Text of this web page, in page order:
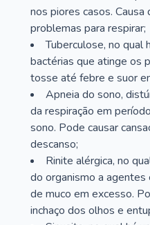
nos piores casos.
problemas para respirar;
Tuberculose, no qual
bactérias que atinge os
tosse até febre e suor
Apneia do sono,
da respiração em
sono. Pode causar
descanso;
Rinite alérgica, no
do organismo a
de muco em excesso.
inchaço dos olhos e